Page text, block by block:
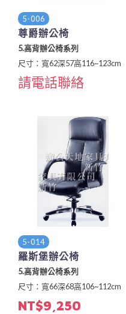
5-006
尊爵辦公椅
5.高背辦公椅系列
尺寸：寬62深57高116~123cm
請電話聯絡
5-014
羅斯堡辦公椅
5.高背辦公椅系列
尺寸：寬66深68高106~112cm
NT$9,250